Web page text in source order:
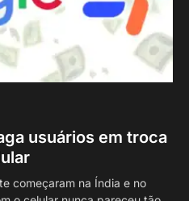
usuários em troca
começaram na Índia e no